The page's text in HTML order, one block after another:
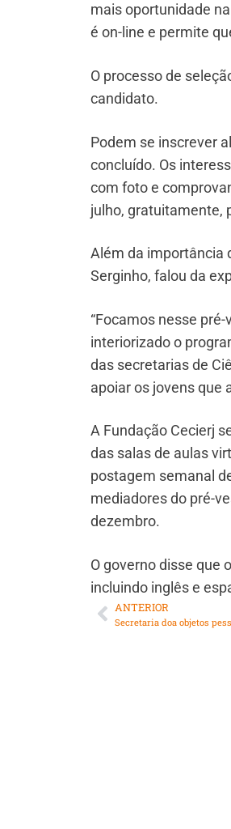
mais oportunidade
é on-line e permite
O processo de
candidato.
Podem se inscrever
concluído. Os
com foto e
julho, gratuitamente,
Além da importância
Serginho, falou da
“Focamos nesse
interiorizado o
das secretarias de
apoiar os jovens que
A Fundação Cecierj
das salas de aulas
postagem semanal
mediadores do pré-
dezembro.
O governo disse que
incluindo inglês e
ANTERIOR